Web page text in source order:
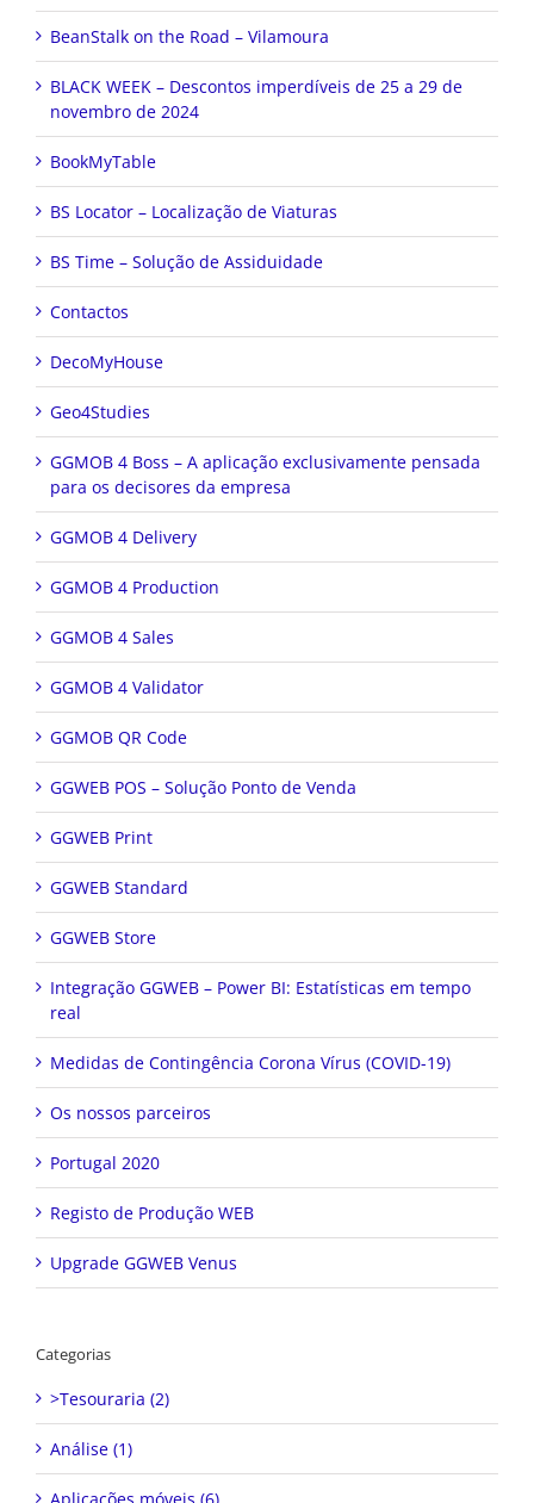
BeanStalk on the Road – Vilamoura
BLACK WEEK – Descontos imperdíveis de 25 a 29 de
novembro de 2024
BookMyTable
BS Locator – Localização de Viaturas
BS Time – Solução de Assiduidade
Contactos
DecoMyHouse
Geo4Studies
GGMOB 4 Boss – A aplicação exclusivamente pensada
para os decisores da empresa
GGMOB 4 Delivery
GGMOB 4 Production
GGMOB 4 Sales
GGMOB 4 Validator
GGMOB QR Code
GGWEB POS – Solução Ponto de Venda
GGWEB Print
GGWEB Standard
GGWEB Store
Integração GGWEB – Power BI: Estatísticas em tempo
real
Medidas de Contingência Corona Vírus (COVID-19)
Os nossos parceiros
Portugal 2020
Registo de Produção WEB
Upgrade GGWEB Venus
Análise (1)
Aplicações móveis (6)